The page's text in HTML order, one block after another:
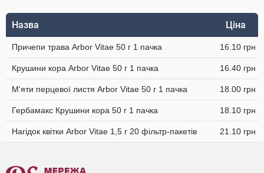
Назва Ціна
Причепи трава Arbor Vitae 50 г 1 пачка 16.10 грн
Крушини кора Arbor Vitae 50 г 1 пачка 16.40 грн
М'яти перцевої листя Arbor Vitae 50 г 1 пачка 18.00 грн
Гербамакс Крушини кора 50 г 1 пачка 18.10 грн
Нагідок квітки Arbor Vitae 1,5 г 20 фільтр-пакетів 21.10 грн